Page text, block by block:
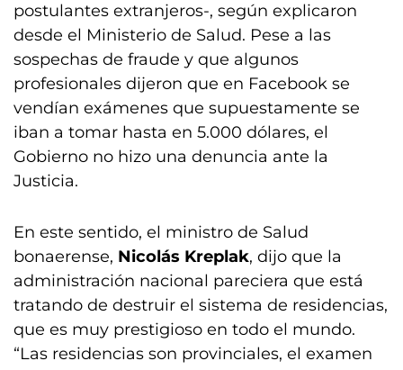
postulantes extranjeros-, según explicaron
desde el Ministerio de Salud. Pese a las
sospechas de fraude y que algunos
profesionales dijeron que en Facebook se
vendían exámenes que supuestamente se
iban a tomar hasta en 5.000 dólares, el
Gobierno no hizo una denuncia ante la
Justicia.
En este sentido, el ministro de Salud
bonaerense, Nicolás Kreplak, dijo que la
administración nacional pareciera que está
tratando de destruir el sistema de residencias,
que es muy prestigioso en todo el mundo.
“Las residencias son provinciales, el examen